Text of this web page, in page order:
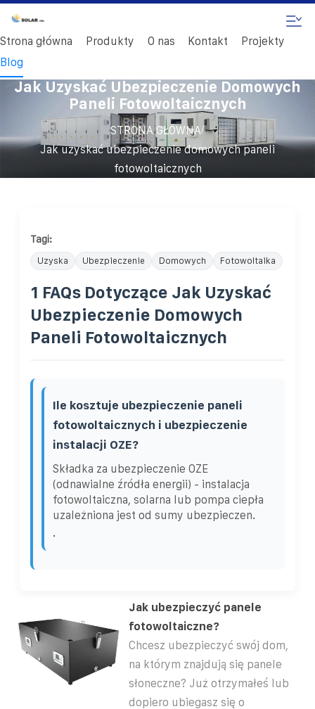
Strona główna Produkty O nas Kontakt
Projekty
Blog
Jak Uzyskać Ubezpieczenie Domowych
Paneli Fotowoltaicznych
STRONA GŁÓWNA/
Jak uzyskać ubezpieczenie domowych paneli
fotowoltaicznych
Tagi:
Uzyska Ubezpieczenie Domowych Fotowoltaika
1 FAQs Dotyczące Jak Uzyskać
Ubezpieczenie Domowych
Paneli Fotowoltaicznych
Ile kosztuje ubezpieczenie paneli
fotowoltaicznych i ubezpieczenie
instalacji OZE?
Składka za ubezpieczenie OZE
(odnawialne źródła energii) - instalacja
fotowoltaiczna, solarna lub pompa ciepła
uzależniona jest od sumy ubezpieczen.
.
Jak ubezpieczyć panele
fotowoltaiczne?
Chcesz ubezpieczyć swój dom,
na którym znajdują się panele
słoneczne? Już otrzymałeś lub
dopiero ubiegasz się o